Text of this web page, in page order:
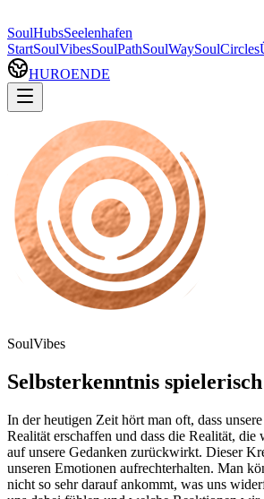
SoulHubsSeelenhafen
StartSoulVibesSoulPathSoulWaySoulCircles
HUROENDE
SoulVibes
Selbsterkenntnis spielerisch
In der heutigen Zeit hört man oft, dass
Realität erschaffen und dass die Realität,
auf unsere Gedanken zurückwirkt. Dieser
unseren Emotionen aufrechterhalten. Man
nicht so sehr darauf ankommt, was uns